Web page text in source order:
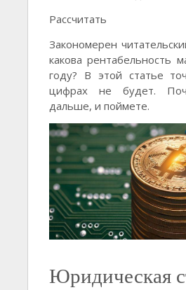
Рассчитать
Закономерен
какова рентабельность
году? В этой статье
цифрах не будет.
дальше, и поймете.
Юридическая